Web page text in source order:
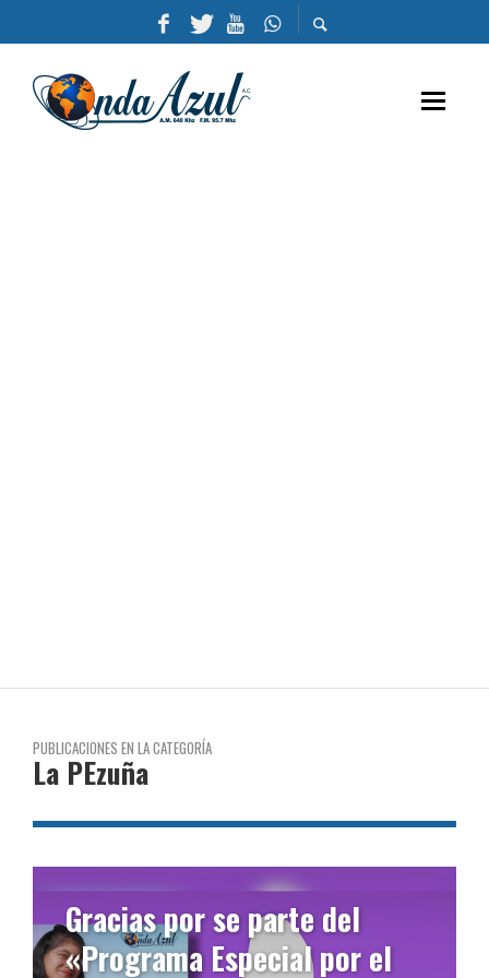
PUBLICACIONES EN LA CATEGORÍA
La PEzuña
por se parte del
Especial por el